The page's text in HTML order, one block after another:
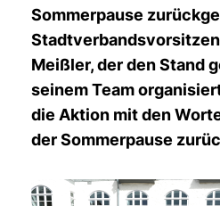
Sommerpause
Meißler, der den Stand
seinem Team
die Aktion mit den
der Sommerpause